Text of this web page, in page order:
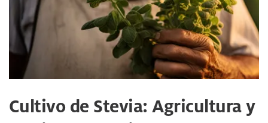
Cultivo de Stevia: Agricultura y